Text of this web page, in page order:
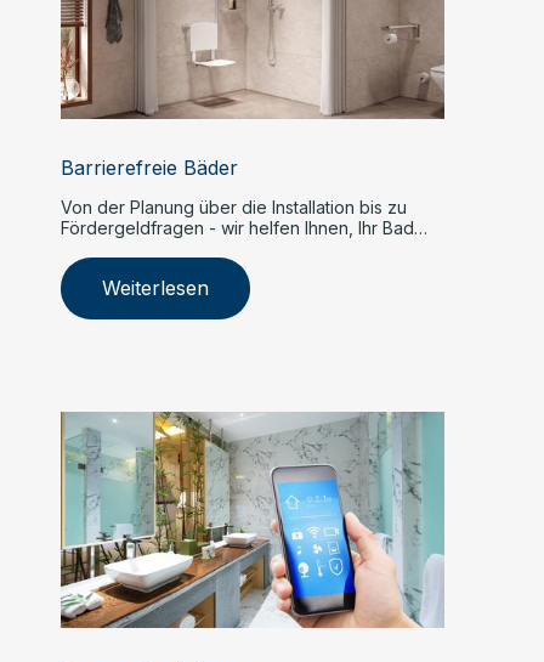
Barrierefreie Bäder
Von der Planung über die Installation bis zu
Fördergeldfragen - wir helfen Ihnen, Ihr Bad
Weiterlesen